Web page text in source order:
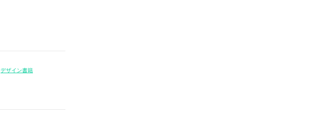
デザイン書籍